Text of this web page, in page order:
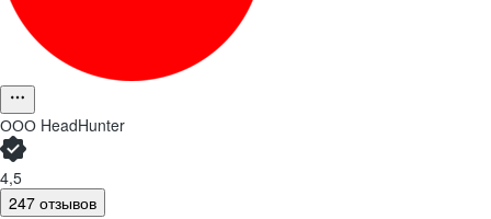
ООО HeadHunter
4,5
247 отзывов